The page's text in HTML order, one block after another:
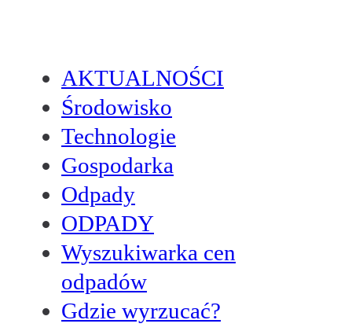
AKTUALNOŚCI
Środowisko
Technologie
Gospodarka
Odpady
ODPADY
Wyszukiwarka cen
odpadów
Gdzie wyrzucać?